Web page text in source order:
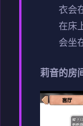
衣会
在床
会坐
莉音的房